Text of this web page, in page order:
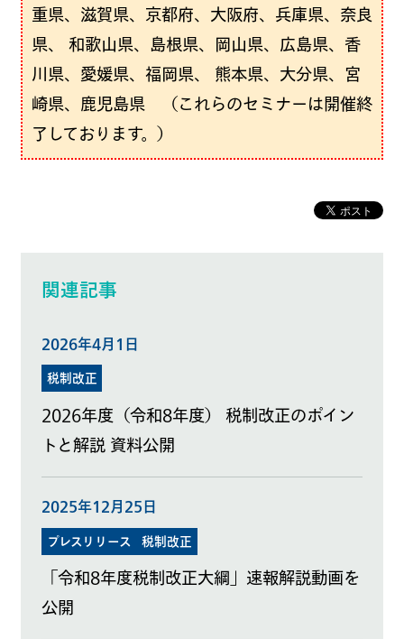
重県、滋賀県、京都府、大阪府、兵庫県、奈良
県、 和歌山県、島根県、岡山県、広島県、香
川県、愛媛県、福岡県、 熊本県、大分県、宮
崎県、鹿児島県 （これらのセミナーは開催終
了しております。）
関連記事
2026年4月1日
税制改正
2026年度（令和8年度） 税制改正のポイン
トと解説 資料公開
2025年12月25日
プレスリリース 税制改正
「令和8年度税制改正大綱」速報解説動画を
公開